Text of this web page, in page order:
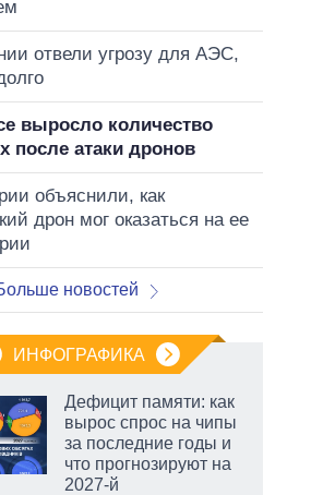
отвели угрозу для АЭС,
выросло количество
после атаки дронов
объяснили, как
дрон мог оказаться на ее
новостей
ИНФОГРАФИКА
Дефицит памяти: как
вырос спрос на чипы
за последние годы и
что прогнозируют на
2027-й